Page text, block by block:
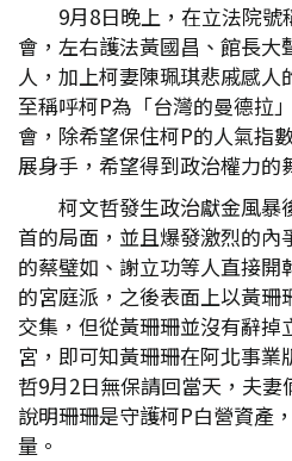
9月8日晚上，在立法院
會，左右護法黃國昌、館長
人，加上柯妻陳珮琪悲戚感
至稱呼柯P為「台灣的曼德拉
會，除希望保住柯P的人氣指
展身手，希望得到政治權力的
柯文哲發生政治獻金風暴
首的局面，並且爆發激烈的
的蔡璧如、謝立功等人直接開
的宮庭派，之後表面上以黃珊
交集，但從黃珊珊並沒有辭掉
宮，即可知黃珊珊在阿北事
哲9月2日無保請回當天，夫
說明珊珊是守護柯P白營資產
量。